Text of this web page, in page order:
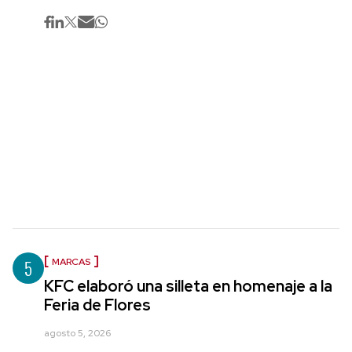
5 MARCAS
KFC elaboró una silleta en homenaje a la
Feria de Flores
agosto 5, 2026